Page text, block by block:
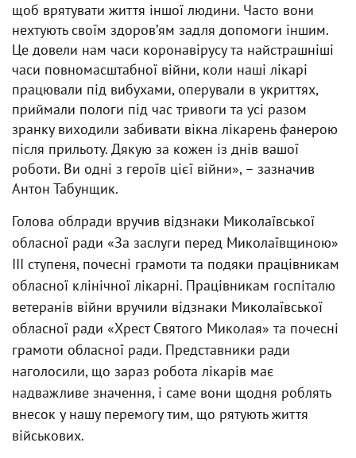
щоб врятувати життя іншої людини. Часто вони
нехтують своїм здоровʼям задля допомоги іншим.
Це довели нам часи коронавірусу та найстрашніші
часи повномасштабної війни, коли наші лікарі
працювали під вибухами, оперували в укриттях,
приймали пологи під час тривоги та усі разом
зранку виходили забивати вікна лікарень фанерою
після прильоту. Дякую за кожен із днів вашої
роботи. Ви одні з героїв цієї війни», – зазначив
Антон Табунщик.
Голова облради вручив відзнаки Миколаївської
обласної ради «За заслуги перед Миколаївщиною»
ІІІ ступеня, почесні грамоти та подяки працівникам
обласної клінічної лікарні. Працівникам госпіталю
ветеранів війни вручили відзнаки Миколаївської
обласної ради «Хрест Святого Миколая» та почесні
грамоти обласної ради. Представники ради
наголосили, що зараз робота лікарів має
надважливе значення, і саме вони щодня роблять
внесок у нашу перемогу тим, що рятують життя
військових.